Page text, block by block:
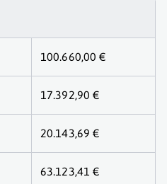
100.660,00 €
17.392,90 €
20.143,69 €
63.123,41 €